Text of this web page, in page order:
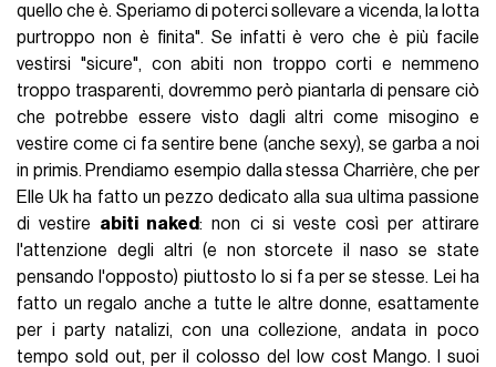
quello che è. Speriamo di poterci sollevare a vicenda, la lotta
purtroppo non è finita". Se infatti è vero che è più facile
vestirsi "sicure", con abiti non troppo corti e nemmeno
troppo trasparenti, dovremmo però piantarla di pensare ciò
che potrebbe essere visto dagli altri come misogino e
vestire come ci fa sentire bene (anche sexy), se garba a noi
in primis. Prendiamo esempio dalla stessa Charrière, che per
Elle Uk ha fatto un pezzo dedicato alla sua ultima passione
di vestire abiti naked: non ci si veste così per attirare
l'attenzione degli altri (e non storcete il naso se state
pensando l'opposto) piuttosto lo si fa per se stesse. Lei ha
fatto un regalo anche a tutte le altre donne, esattamente
per i party natalizi, con una collezione, andata in poco
tempo sold out, per il colosso del low cost Mango. I suoi